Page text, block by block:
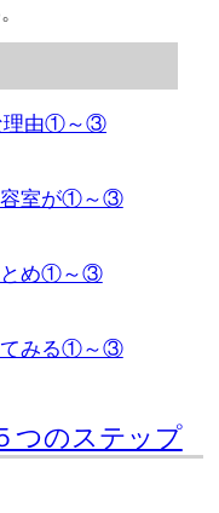
理由①～③
容室が①～③
とめ①～③
てみる①～③
つのステップ